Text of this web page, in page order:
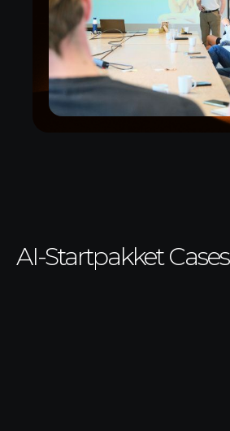
AI-Startpakket Cases